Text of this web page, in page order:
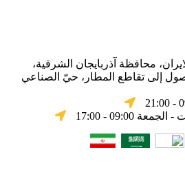
محافظة آذربایجان الشرقیة،
إلى تقاطع المطار، حيّ الصناعي
09:00 - 17:00